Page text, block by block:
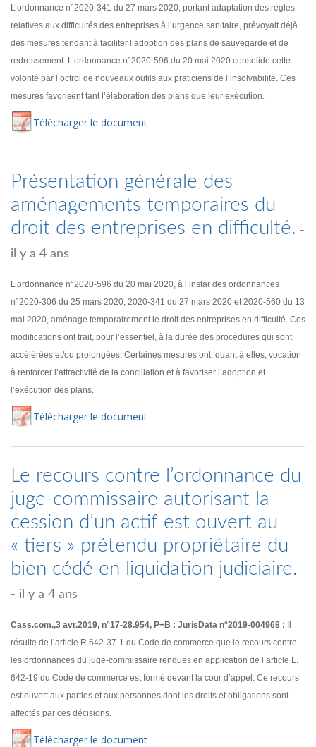
L’ordonnance n°2020-341 du 27 mars 2020, portant adaptation des règles
relatives aux difficultés des entreprises à l’urgence sanitaire, prévoyait déjà
des mesures tendant à faciliter l’adoption des plans de sauvegarde et de
redressement. L’ordonnance n°2020-596 du 20 mai 2020 consolide cette
volonté par l’octroi de nouveaux outils aux praticiens de l’insolvabilité. Ces
mesures favorisent tant l’élaboration des plans que leur exécution.
Télécharger le document
Présentation générale des
aménagements temporaires du
droit des entreprises en difficulté. -
il y a 4 ans
L’ordonnance n°2020-596 du 20 mai 2020, à l’instar des ordonnances
n°2020-306 du 25 mars 2020, 2020-341 du 27 mars 2020 et 2020-560 du 13
mai 2020, aménage temporairement le droit des entreprises en difficulté. Ces
modifications ont trait, pour l’essentiel, à la durée des procédures qui sont
accélérées et/ou prolongées. Certaines mesures ont, quant à elles, vocation
à renforcer l’attractivité de la conciliation et à favoriser l’adoption et
l’exécution des plans.
Télécharger le document
Le recours contre l’ordonnance du
juge-commissaire autorisant la
cession d’un actif est ouvert au
« tiers » prétendu propriétaire du
bien cédé en liquidation judiciaire.
- il y a 4 ans
Cass.com.,3 avr.2019, n°17-28.954, P+B : JurisData n°2019-004968 :
résulte de l’article R.642-37-1 du Code de commerce que le recours contre
les ordonnances du juge-commissaire rendues en application de l’article L.
642-19 du Code de commerce est formé devant la cour d’appel. Ce recours
est ouvert aux parties et aux personnes dont les droits et obligations sont
affectés par ces décisions.
Télécharger le document